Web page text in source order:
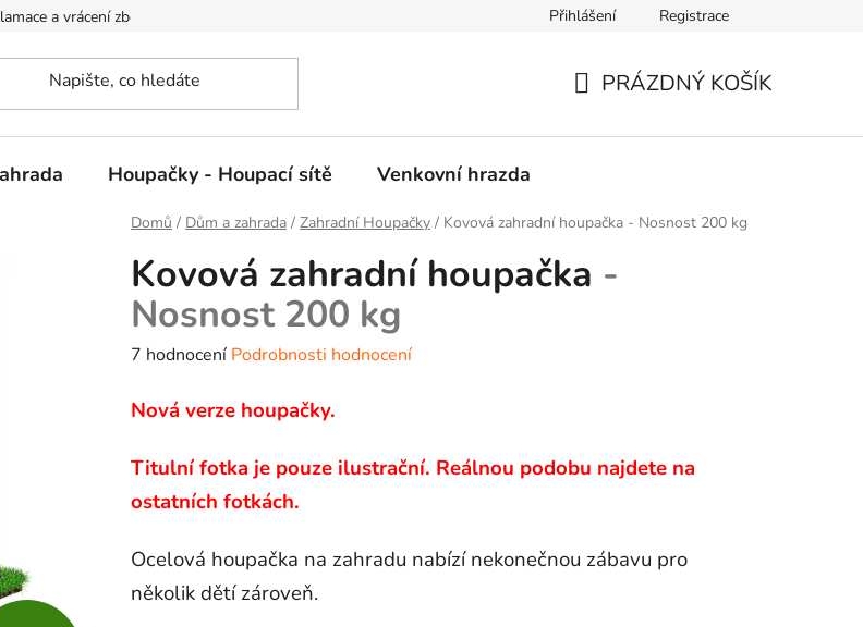
a vrácení zboží Přihlášení Registrace
PRÁZDNÝ KOŠÍK
Houpačky - Houpací sítě Venkovní hrazda
Domů / Dům a zahrada / Zahradní Houpačky / Kovová zahradní houpačka - Nosnost 200 kg
Kovová zahradní houpačka -
Nosnost 200 kg
Průměrné
produktu
4,4
z
hvězdiček.
7 hodnocení Podrobnosti hodnocení
Nová verze houpačky.
Titulní fotka je pouze ilustrační. Reálnou podobu najdete na
ostatních fotkách.
Ocelová houpačka na zahradu nabízí nekonečnou zábavu pro
několik dětí zároveň.